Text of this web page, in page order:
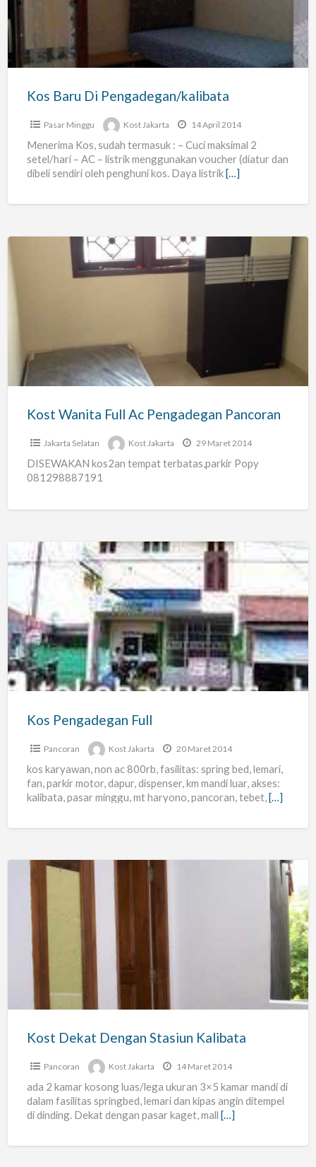
Pengadegan/kalibata
Kos Baru Di Pengadegan/kalibata
Pasar Minggu Kost Jakarta 14 April 2014
Menerima Kos, sudah termasuk : – Cuci maksimal 2
setel/hari – AC – listrik menggunakan voucher (diatur dan
dibeli sendiri oleh penghuni kos. Daya listrik […]
Pengadegan
Pancoran
Kost Wanita Full Ac Pengadegan Pancoran
Jakarta Selatan Kost Jakarta 29 Maret 2014
DISEWAKAN kos2an tempat terbatas,parkir Popy
081298887191
Pengadegan
Full
Kos Pengadegan Full
Pancoran Kost Jakarta 20 Maret 2014
kos karyawan, non ac 800rb, fasilitas: spring bed, lemari,
fan, parkir motor, dapur, dispenser, km mandi luar, akses:
kalibata, pasar minggu, mt haryono, pancoran, tebet, […]
Kost
Dekat
Dengan
Kost Dekat Dengan Stasiun Kalibata
Pancoran Kost Jakarta 14 Maret 2014
ada 2 kamar kosong luas/lega ukuran 3×5 kamar mandi di
dalam fasilitas springbed, lemari dan kipas angin ditempel
di dinding. Dekat dengan pasar kaget, mall […]